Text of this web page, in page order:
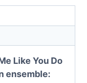
Like You Do
ensemble: